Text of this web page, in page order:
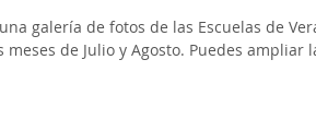
galería de fotos de las Escuelas de
de Julio y Agosto. Puedes ampliar